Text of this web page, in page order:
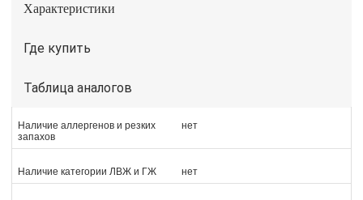
Характеристики
Где купить
Таблица аналогов
Наличие аллергенов и резких
запахов
нет
Наличие категории ЛВЖ и ГЖ нет